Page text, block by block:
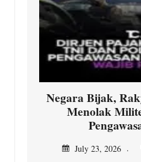
Negara Bijak,
Menolak
July 23, 2026